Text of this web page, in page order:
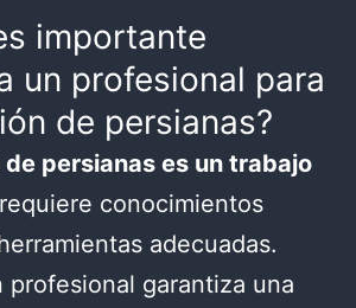
importante
un profesional para
de persianas?
persianas es un trabajo
conocimientos
adecuadas.
profesional garantiza una